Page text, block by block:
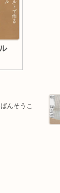
んそうこ